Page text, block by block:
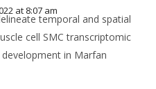
at 8:07 am
temporal and spatial
cell SMC transcriptomic
in Marfan